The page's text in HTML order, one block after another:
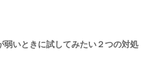
弱いときに試してみたい２つの対処